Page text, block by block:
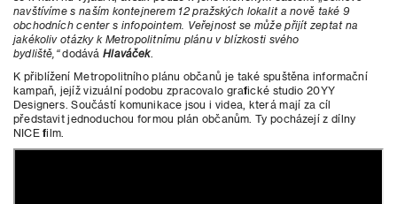
navštívíme s naším kontejnerem 12 pražských lokalit a nově také 9
obchodních center s infopointem. Veřejnost se může přijít zeptat na
jakékoliv otázky k Metropolitnímu plánu v blízkosti svého
bydliště,“dodáváHlaváček.
K přiblížení Metropolitního plánu občanů je také spuštěna informační
kampaň, jejíž vizuální podobu zpracovalo grafické studio 20YY
Designers. Součástí komunikace jsou i videa, která mají za cíl
představit jednoduchou formou plán občanům. Ty pocházejí z dílny
NICE film.